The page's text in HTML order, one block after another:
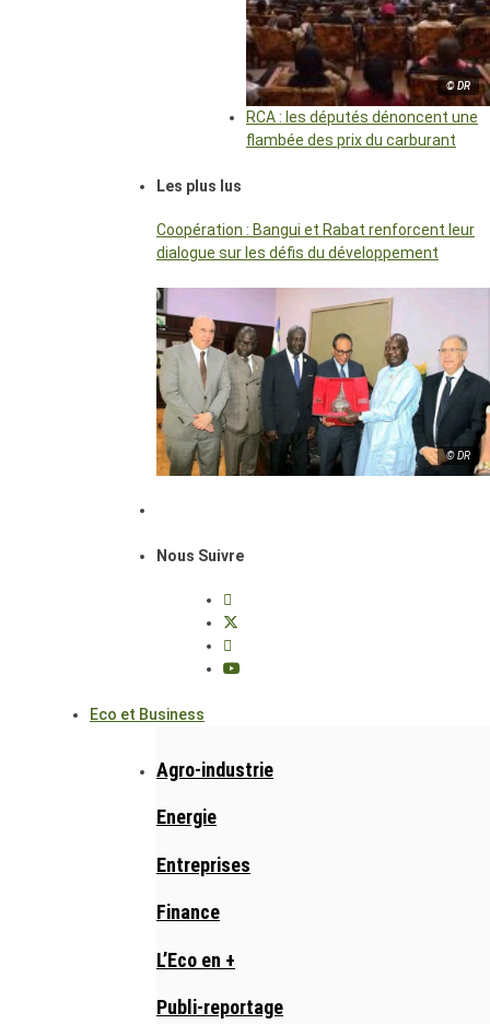
© DR
RCA : les députés dénoncent une
flambée des prix du carburant
Les plus lus
Coopération : Bangui et Rabat renforcent leur
dialogue sur les défis du développement
© DR
Nous Suivre
Eco et Business
Agro-industrie
Energie
Entreprises
Finance
L’Eco en +
Publi-reportage